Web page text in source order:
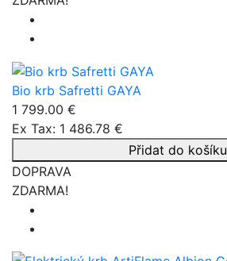
Bio krb Safretti GAYA
1 799.00 €
Ex Tax: 1 486.78 €
Přidat do košíku
DOPRAVA
ZDARMA!